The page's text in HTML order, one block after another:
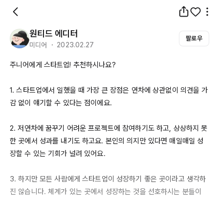
원티드 에디터
미디어 ・ 2023.02.27
팔로우
주니어에게 스타트업! 추천하시나요?
1. 스타트업에서 일했을 때 가장 큰 장점은 연차에 상관없이 의견을 가
감 없이 얘기할 수 있다는 점이에요.
2. 저연차에 꿈꾸기 어려운 프로젝트에 참여하기도 하고, 상상하지 못
한 곳에서 성과를 내기도 하고요. 본인의 의지만 있다면 매일매일 성
장할 수 있는 기회가 널려 있어요.
3. 하지만 모든 사람에게 스타트업이 성장하기 좋은 곳이라고 생각하
진 않습니다. 체계가 있는 곳에서 성장하는 것을 선호하시는 분들이